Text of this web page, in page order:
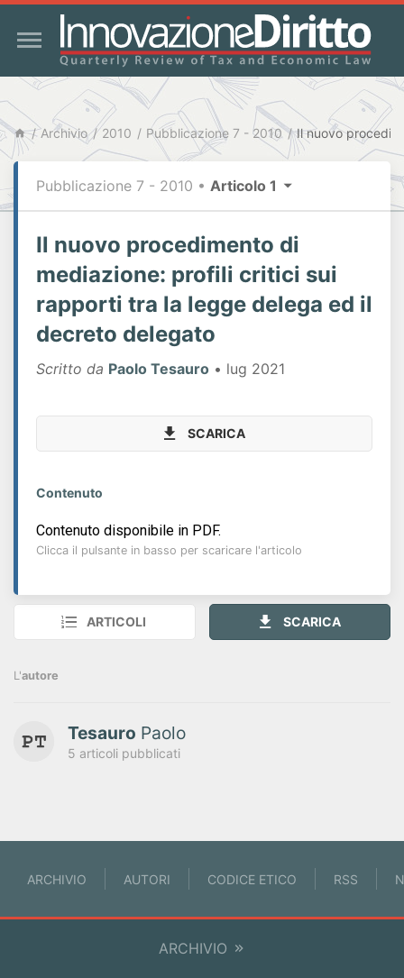
Archivio 2010 Pubblicazione 7 - 2010
Pubblicazione 7 - 2010 • Articolo 1
Il nuovo procedimento di
mediazione: profili critici sui
rapporti tra la legge delega ed il
decreto delegato
Scritto da Paolo Tesauro • lug 2021
SCARICA
Contenuto
Contenuto disponibile in PDF.
Clicca il pulsante in basso per scaricare l'articolo
ARTICOLI SCARICA
L'autore
Tesauro Paolo
5 articoli pubblicati
ARCHIVIO AUTORI CODICE ETICO RSS
ARCHIVIO